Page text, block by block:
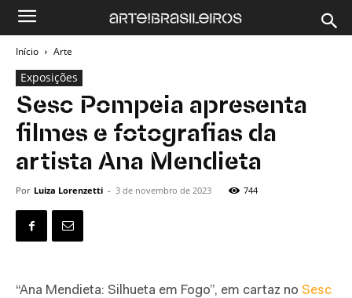
Início Arte
Exposições
Sesc Pompeia apresenta
filmes e fotografias da
artista Ana Mendieta
Por Luiza Lorenzetti - 3 de novembro de 2023 744
“Ana Mendieta: Silhueta em Fogo”, em cartaz no Sesc